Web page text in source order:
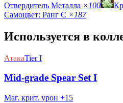
Отвердитель Металла ×100
Самоцвет: Ранг C ×187
Используется в
АтакаTier I
Mid-grade Spear Set I
Маг. крит. урон +15